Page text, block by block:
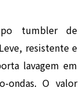
tumbler de
resistente e
lavagem em
ondas. O valor